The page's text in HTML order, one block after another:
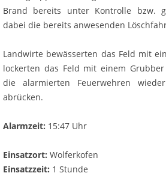
Brand bereits unter Kontrolle bzw.
dabei die bereits anwesenden
Landwirte bewässerten das Feld mit
lockerten das Feld mit einem
die alarmierten Feuerwehren
abrücken.
Alarmzeit: 15:47 Uhr
Einsatzort: Wolferkofen
Einsatzzeit: 1 Stunde